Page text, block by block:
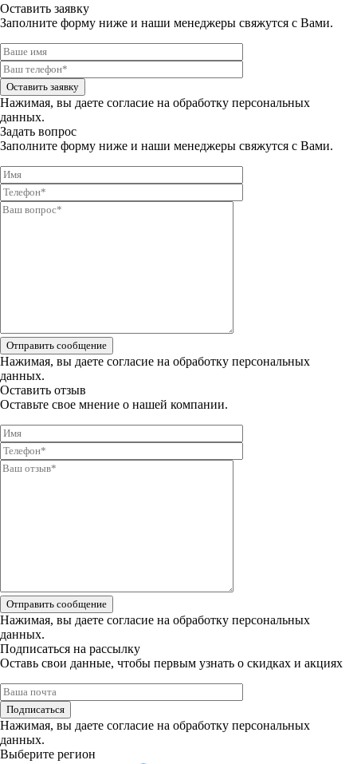
Оставить заявку
Заполните форму ниже и наши менеджеры свяжутся с Вами.
Оставить заявку
Нажимая, вы даете согласие на обработку персональных
данных.
Задать вопрос
Заполните форму ниже и наши менеджеры свяжутся с Вами.
Отправить сообщение
Нажимая, вы даете согласие на обработку персональных
данных.
Оставить отзыв
Оставьте свое мнение о нашей компании.
Отправить сообщение
Нажимая, вы даете согласие на обработку персональных
данных.
Подписаться на рассылку
Оставь свои данные, чтобы первым узнать о скидках и акциях
Подписаться
Нажимая, вы даете согласие на обработку персональных
данных.
Выберите регион